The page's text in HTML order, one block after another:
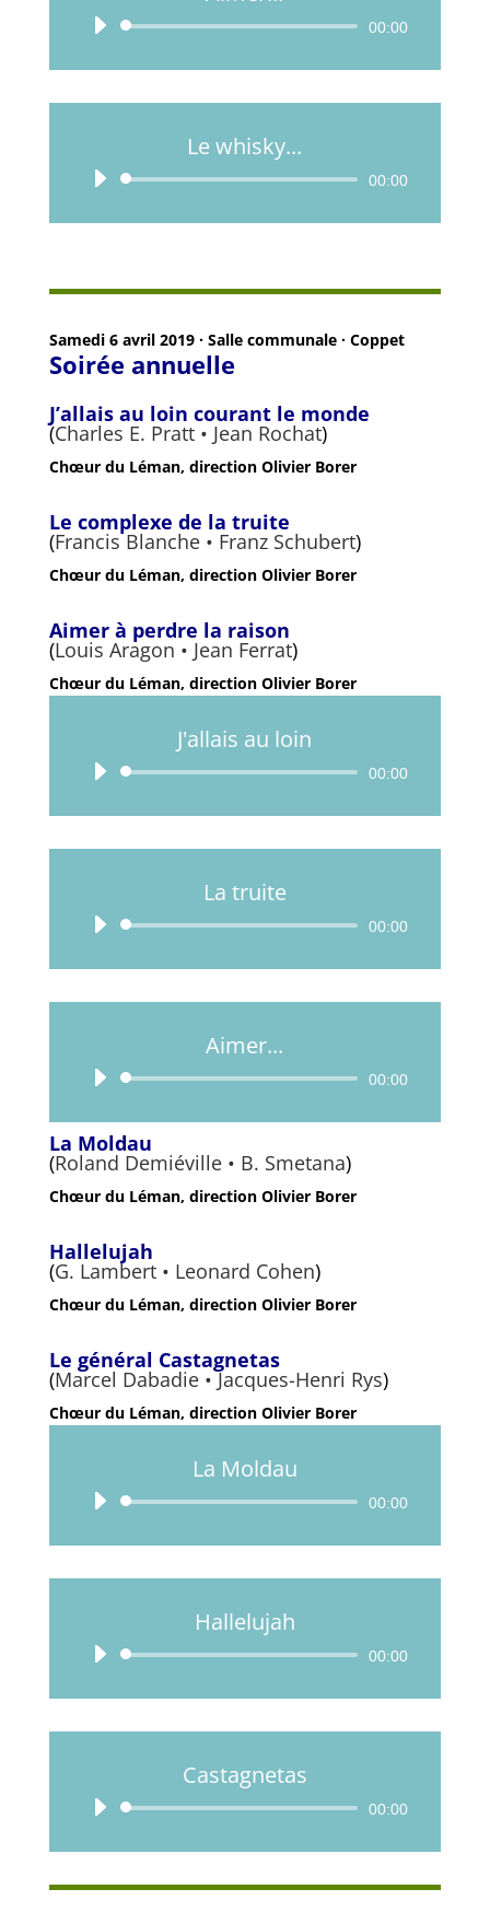
Lecteur
00:00
Le whisky...
Lecteur
00:00
Samedi 6 avril 2019 · Salle communale · Coppet
Soirée annuelle
J’allais au loin courant le monde
(Charles E. Pratt • Jean Rochat)
Chœur du Léman, direction Olivier Borer
Le complexe de la truite
(Francis Blanche • Franz Schubert)
Chœur du Léman, direction Olivier Borer
Aimer à perdre la raison
(Louis Aragon • Jean Ferrat)
Chœur du Léman, direction Olivier Borer
J'allais au loin
Lecteur
00:00
La truite
Lecteur
00:00
Aimer...
Lecteur
00:00
La Moldau
(Roland Demiéville • B. Smetana)
Chœur du Léman, direction Olivier Borer
Hallelujah
(G. Lambert • Leonard Cohen)
Chœur du Léman, direction Olivier Borer
Le général Castagnetas
(Marcel Dabadie • Jacques-Henri Rys)
Chœur du Léman, direction Olivier Borer
La Moldau
Lecteur
00:00
Hallelujah
Lecteur
00:00
Castagnetas
Lecteur
00:00